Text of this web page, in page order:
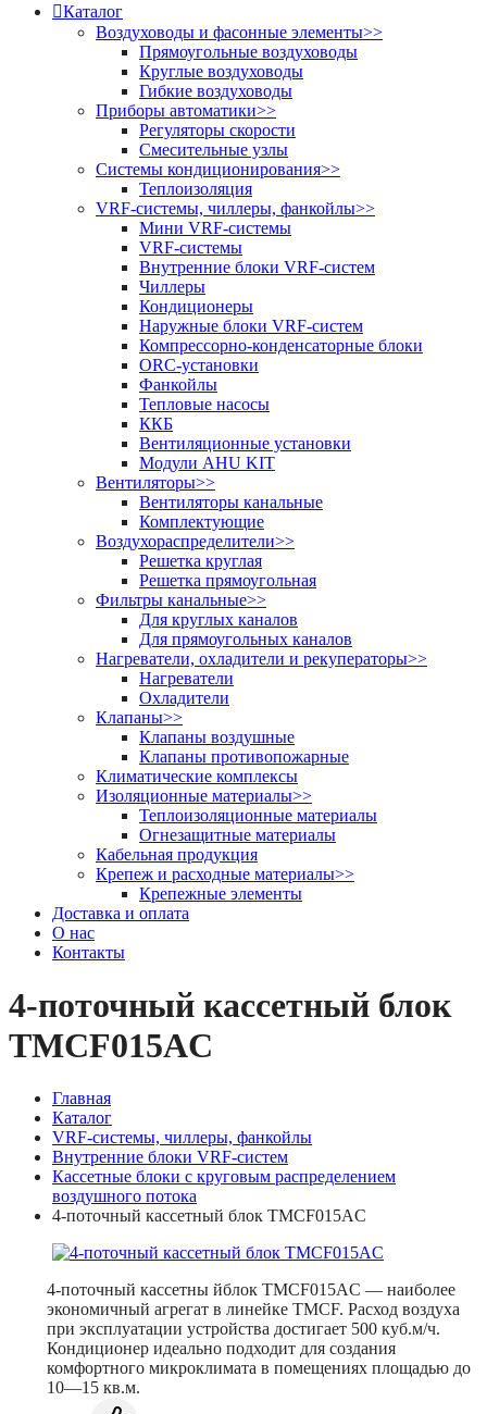
Каталог
Воздуховоды и фасонные элементы>>
Прямоугольные воздуховоды
Круглые воздуховоды
Гибкие воздуховоды
Приборы автоматики>>
Регуляторы скорости
Смесительные узлы
Системы кондиционирования>>
Теплоизоляция
VRF-системы, чиллеры, фанкойлы>>
Мини VRF-системы
VRF-системы
Внутренние блоки VRF-систем
Чиллеры
Кондиционеры
Наружные блоки VRF-систем
Компрессорно-конденсаторные блоки
ORC-установки
Фанкойлы
Тепловые насосы
ККБ
Вентиляционные установки
Модули AHU KIT
Вентиляторы>>
Вентиляторы канальные
Комплектующие
Воздухораспределители>>
Решетка круглая
Решетка прямоугольная
Фильтры канальные>>
Для круглых каналов
Для прямоугольных каналов
Нагреватели, охладители и рекуператоры>>
Нагреватели
Охладители
Клапаны>>
Клапаны воздушные
Клапаны противопожарные
Климатические комплексы
Изоляционные материалы>>
Теплоизоляционные материалы
Огнезащитные материалы
Кабельная продукция
Крепеж и расходные материалы>>
Крепежные элементы
Доставка и оплата
О нас
Контакты
4-поточный кассетный блок
TMCF015AС
Главная
Каталог
VRF-системы, чиллеры, фанкойлы
Внутренние блоки VRF-систем
Кассетные блоки с круговым распределением
воздушного потока
4-поточный кассетный блок TMCF015AС
4-поточный кассетны йблок TMCF015AC — наиболее
экономичный агрегат в линейке TMCF. Расход воздуха
при эксплуатации устройства достигает 500 куб.м/ч.
Кондиционер идеально подходит для создания
комфортного микроклимата в помещениях площадью до
10—15 кв.м.